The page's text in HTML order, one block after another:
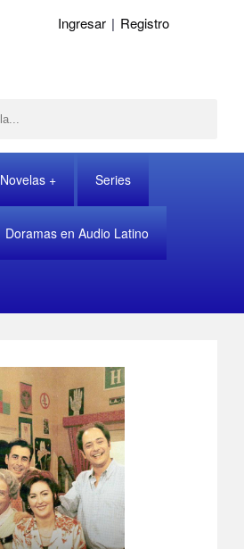
Ingresar | Registro
Novelas Series
Doramas en Audio Latino